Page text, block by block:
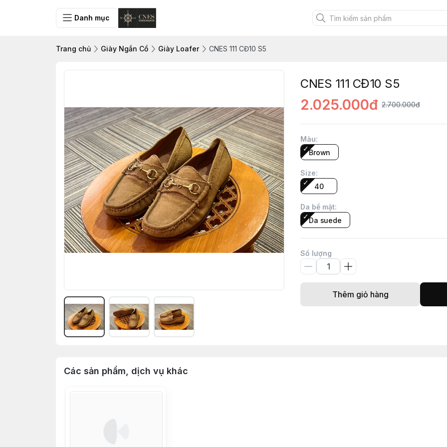
Danh mục
Trang chủ Giày Ngắn Cổ Giày Loafer CNES 111 CĐ10 S5
CNES 111 CĐ10 S5
2.025.000đ 2.700.000đ
Màu:
Brown
Size:
40
Da bề mặt:
Da suede
Số lượng
Thêm giỏ hàng
Các sản phẩm, dịch vụ khác